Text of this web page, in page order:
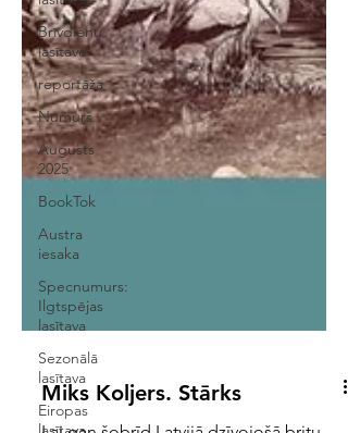
Brīvdienu
lasītava
reportāža
Numurs
Augusts
2025
BookTok
Austra
iesaka
Specnumurs:
Ilgtspējas
lasītava
Sezonālā
lasītava
Eiropas